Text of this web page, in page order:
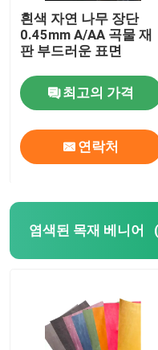
흰색 자연 나무 장단
0.45mm A/AA 곡물 재
판 부드러운 표면
최고의 가격
연락처
염색된 목재 베니어